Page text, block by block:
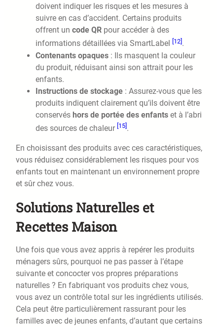
doivent indiquer les risques et les mesures à
suivre en cas d’accident. Certains produits
offrent un code QR pour accéder à des
informations détaillées via SmartLabel
[12].
Contenants opaques : Ils masquent la couleur
du produit, réduisant ainsi son attrait pour les
enfants.
Instructions de stockage : Assurez-vous que les
produits indiquent clairement qu’ils doivent être
conservés hors de portée des enfants et à l’abri
des sources de chaleur [15] .
En choisissant des produits avec ces caractéristiques,
vous réduisez considérablement les risques pour vos
enfants tout en maintenant un environnement propre
et sûr chez vous.
Solutions Naturelles et
Recettes Maison
Une fois que vous avez appris à repérer les produits
ménagers sûrs, pourquoi ne pas passer à l’étape
suivante et concocter vos propres préparations
naturelles ? En fabriquant vos produits chez vous,
vous avez un contrôle total sur les ingrédients utilisés.
Cela peut être particulièrement rassurant pour les
familles avec de jeunes enfants, d’autant que certains